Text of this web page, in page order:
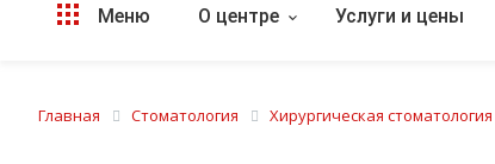
Меню О центре Услуги и цены
Главная Стоматология Хирургическая стоматология